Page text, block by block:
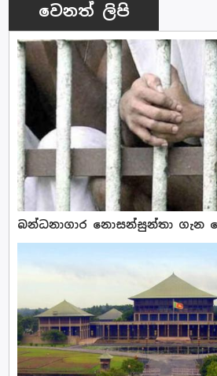
වෙනත් ලිපි
බන්ධනාගාර නොසන්සුන්තා ගැන